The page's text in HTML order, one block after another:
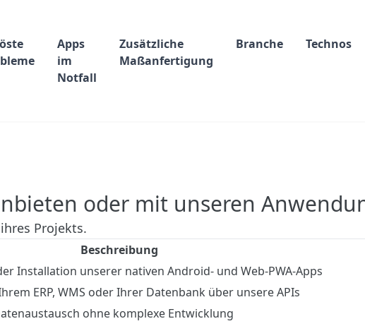
Apps
im
Notfall
Zusätzliche
Maßanfertigung
Branche
Technos
oder mit unseren
Projekts.
Beschreibung
Installation unserer nativen Android- und Web-PWA-Apps
ERP, WMS oder Ihrer Datenbank über unsere APIs
ohne komplexe Entwicklung